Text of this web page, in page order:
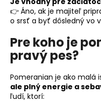
👉 Áno, ak je majiteľ
o srsť a byť dôsledný vo
Pre koho je
pravý pes?
Pomeranian je ako malá
ale plný energie a
ľudí, ktorí: